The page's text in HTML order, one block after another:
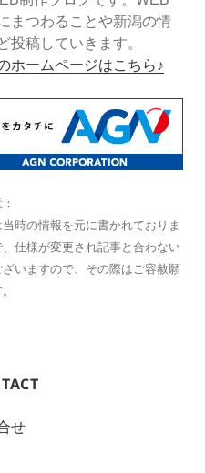
まつわることや新潟の情
投稿していきます。
ホームページはこちら♪
時の情報を元に書かれておりま
、仕様が変更され記事と合わない
ざいますので、その際はご容赦願
せ